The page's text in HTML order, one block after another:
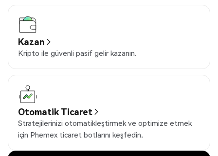
Kazan
Kripto ile güvenli pasif gelir kazanın.
Otomatik Ticaret
Stratejilerinizi otomatikleştirmek ve optimize etmek
için Phemex ticaret botlarını keşfedin.